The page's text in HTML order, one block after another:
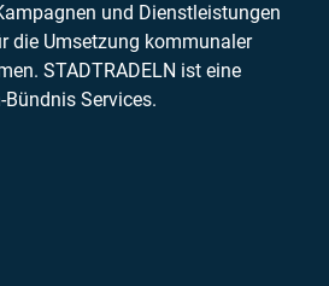
und Dienstleistungen
die Umsetzung kommunaler
STADTRADELN ist eine
Services.